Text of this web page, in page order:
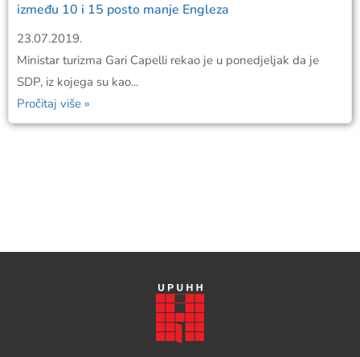
između 10 i 15 posto manje Engleza
23.07.2019.
Ministar turizma Gari Capelli rekao je u ponedjeljak da je
SDP, iz kojega su kao...
Pročitaj više »